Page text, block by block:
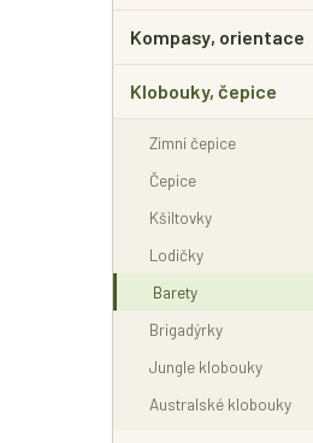
Kompasy, orientace
Klobouky, čepice
Zimní čepice
Čepice
Kšiltovky
Lodičky
Barety
Brigadýrky
Jungle klobouky
Australské klobouky